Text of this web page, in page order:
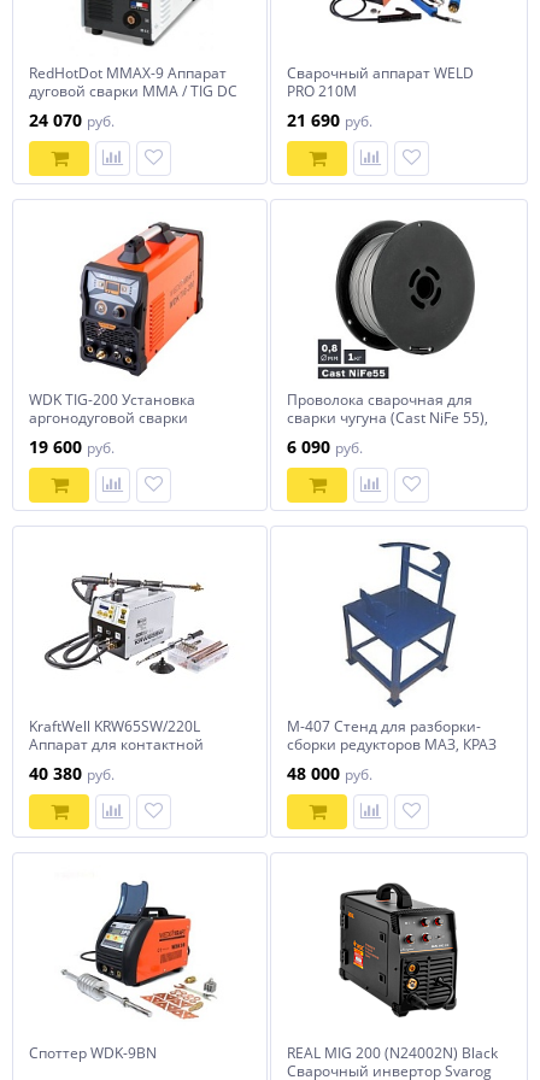
RedHotDot MMAX-9 Аппарат
дуговой сварки ММА / TIG DC
24 070 руб.
Сварочный аппарат WELD
PRO 210M
21 690 руб.
WDK TIG-200 Установка
аргонодуговой сварки
19 600 руб.
Проволока сварочная для
сварки чугуна (Cast NiFe 55),
6 090 руб.
KraftWell KRW65SW/220L
Аппарат для контактной
(споттер)
40 380 руб.
М-407 Стенд для разборки-
сборки редукторов МАЗ, КРАЗ
48 000 руб.
Споттер WDK-9BN
REAL MIG 200 (N24002N) Black
Сварочный инвертор Svarog